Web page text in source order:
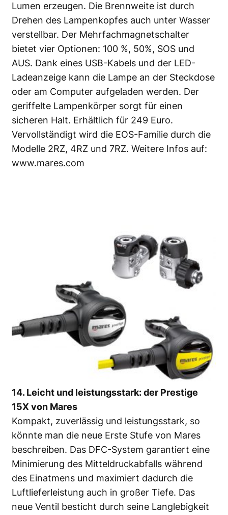
Lumen erzeugen. Die Brennweite ist durch
Drehen des Lampenkopfes auch unter Wasser
verstellbar. Der Mehrfachmagnetschalter
bietet vier Optionen: 100 %, 50%, SOS und
AUS. Dank eines USB-Kabels und der LED-
Ladeanzeige kann die Lampe an der Steckdose
oder am Computer aufgeladen werden. Der
geriffelte Lampenkörper sorgt für einen
sicheren Halt. Erhältlich für 249 Euro.
Vervollständigt wird die EOS-Familie durch die
Modelle 2RZ, 4RZ und 7RZ. Weitere Infos auf:
www.mares.com
14. Leicht und leistungsstark: der Prestige
15X von Mares
Kompakt, zuverlässig und leistungsstark, so
könnte man die neue Erste Stufe von Mares
beschreiben. Das DFC-System garantiert eine
Minimierung des Mitteldruckabfalls während
des Einatmens und maximiert dadurch die
Luftlieferleistung auch in großer Tiefe. Das
neue Ventil besticht durch seine Langlebigkeit